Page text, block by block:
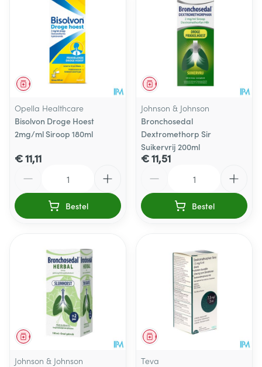
Geneesmiddel
Opella Healthcare
Bisolvon Droge Hoest
2mg/ml Siroop 180ml
€ 11,11
Bestel
Geneesmiddel
Johnson & Johnson
Bronchosedal
Dextromethorp Sir
Suikervrij 200ml
€ 11,51
Bestel
Geneesmiddel
Johnson & Johnson
Geneesmiddel
Teva